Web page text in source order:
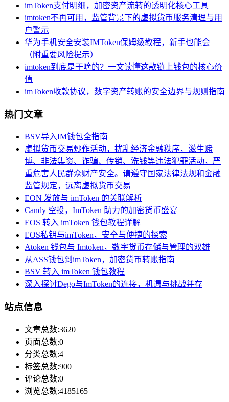
imToken支付明细，加密资产流转的透明化核心工具
imtoken不再可用，监管背景下的虚拟货币服务清理与用
户警示
华为手机安全安装IMToken保姆级教程，新手也能会
（附重要风险提示）
imtoken到底是干啥的？一文读懂这款链上钱包的核心价
值
imToken收款协议，数字资产转账的安全边界与规则指南
热门文章
BSV导入IM钱包全指南
虚拟货币交易炒作活动，扰乱经济金融秩序，滋生赌
博、非法集资、诈骗、传销、洗钱等违法犯罪活动，严
重危害人民群众财产安全。请遵守国家法律法规和金融
监管规定，远离虚拟货币交易
EON 发放与 imToken 的关联解析
Candy 空投，ImToken 助力的加密货币盛宴
EOS 转入 imToken 钱包教程详解
EOS私钥与imToken，安全与便捷的探索
Atoken 钱包与 Imtoken，数字货币存储与管理的双雄
从ASS钱包到imToken，加密货币转账指南
BSV 转入 imToken 钱包教程
深入探讨Dego与ImToken的连接，机遇与挑战并存
站点信息
文章总数:3620
页面总数:0
分类总数:4
标签总数:900
评论总数:0
浏览总数:4185165